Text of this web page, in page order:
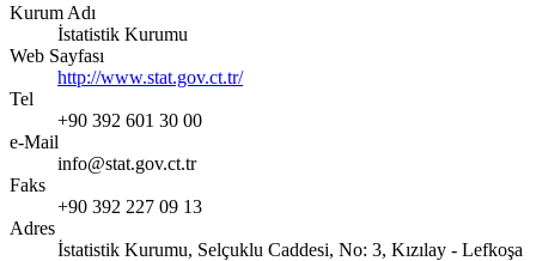
Kurum Adı
İstatistik Kurumu
Web Sayfası
http://www.stat.gov.ct.tr/
Tel
+90 392 601 30 00
e-Mail
info@stat.gov.ct.tr
Faks
+90 392 227 09 13
Adres
İstatistik Kurumu, Selçuklu Caddesi, No: 3, Kızılay - Lefkoşa